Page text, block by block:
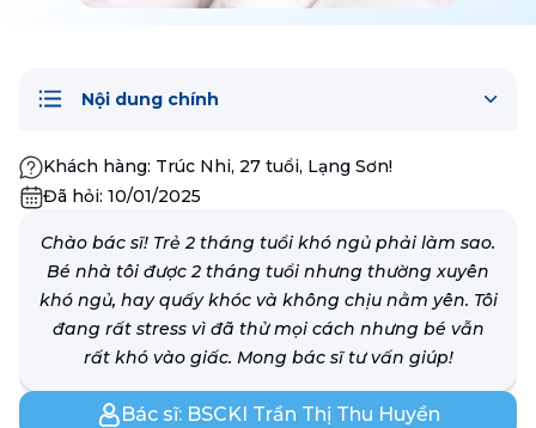
Nội dung chính
Khách hàng: Trúc Nhi, 27 tuổi, Lạng Sơn!
Đã hỏi: 10/01/2025
Chào bác sĩ! Trẻ 2 tháng tuổi khó ngủ phải làm sao.
Bé nhà tôi được 2 tháng tuổi nhưng thường xuyên
khó ngủ, hay quấy khóc và không chịu nằm yên. Tôi
đang rất stress vì đã thử mọi cách nhưng bé vẫn
rất khó vào giấc. Mong bác sĩ tư vấn giúp!
Bác sĩ: BSCKI Trần Thị Thu Huyền